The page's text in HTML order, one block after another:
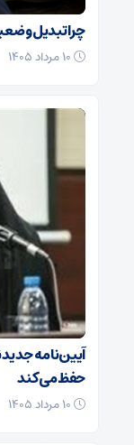
چرا تبدیل
آیین‌نامه
حفظ می کند